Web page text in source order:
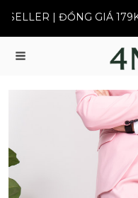
| ĐỒNG GIÁ 179K -